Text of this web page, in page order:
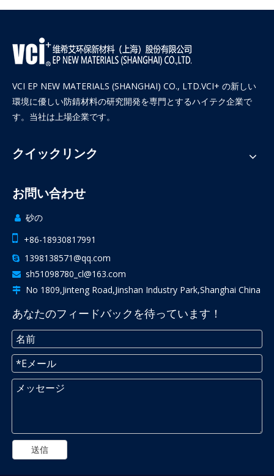
VCI EP NEW MATERIALS (SHANGHAI) CO., LTD.VCI+ の新しい
環境に優しい防錆材料の研究開発を専門とするハイテク企業で
す。当社は上場企業です。
クイックリンク
お問い合わせ
 砂の
 +86-18930817991
 1398138571@qq.com
 sh51098780_cl@163.com
 No 1809,Jinteng Road,Jinshan Industry Park,Shanghai China
あなたのフィードバックを待っています！
送信